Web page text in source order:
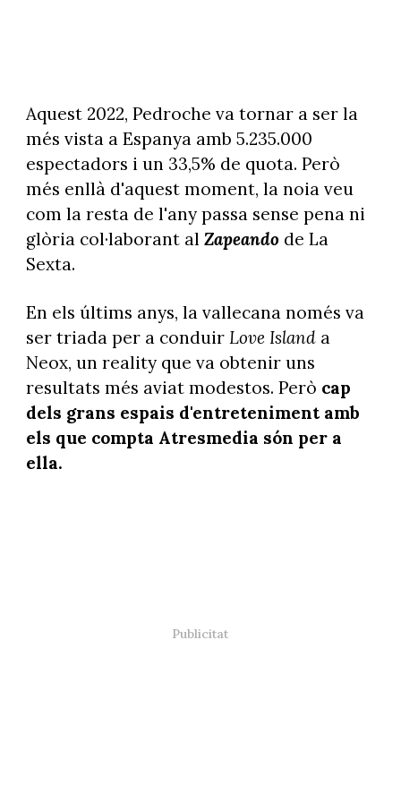
Aquest 2022, Pedroche va tornar a ser la
més vista a Espanya amb 5.235.000
espectadors i un 33,5% de quota. Però
més enllà d'aquest moment, la noia veu
com la resta de l'any passa sense pena ni
glòria col·laborant al Zapeandode La
Sexta.
En els últims anys, la vallecana només va
ser triada per a conduir Love Islanda
Neox, un reality que va obtenir uns
resultats més aviat modestos. Però cap
dels grans espais d'entreteniment amb
els que compta Atresmedia són per a
ella.